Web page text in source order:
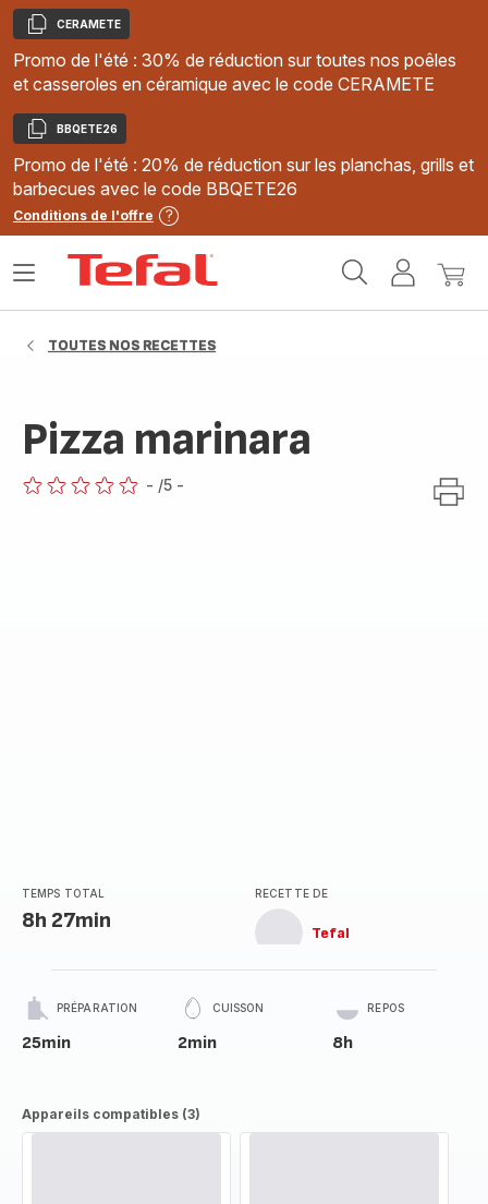
Copier
CERAMETE
Promo de l'été : 30% de réduction sur toutes nos poêles
et casseroles en céramique avec le code CERAMETE
Copier
BBQETE26
Promo de l'été : 20% de réduction sur les planchas, grills et
barbecues avec le code BBQETE26
Conditions de l'offre
MonMon
Ouvrir
TOUTES NOS RECETTES
Pizza marinara
- /5 -
TEMPS TOTAL
8h 27min
RECETTE DE
Tefal
PRÉPARATION
25min
CUISSON
2min
REPOS
8h
Appareils compatibles (3)